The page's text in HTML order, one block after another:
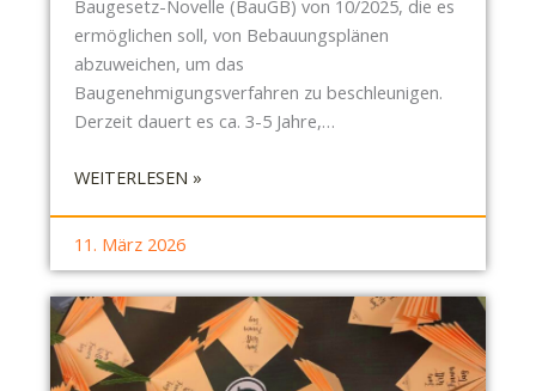
Baugesetz-Novelle (BauGB) von 10/2025, die es
ermöglichen soll, von Bebauungsplänen
abzuweichen, um das
Baugenehmigungsverfahren zu beschleunigen.
Derzeit dauert es ca. 3-5 Jahre,…
WEITERLESEN »:
P
I
E
S
11. März 2026